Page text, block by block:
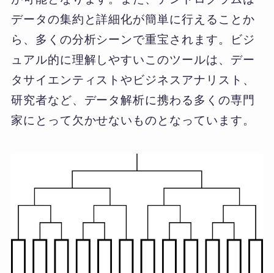
データの集約と詳細化が簡単に行えることか
ら、多くの分析シーンで重宝されます。ビジ
ュアル的に理解しやすいこのツールは、デー
タサイエンティストやビジネスアナリスト、
研究者など、データ解析に携わる多くの専門
家にとって欠かせないものとなっています。